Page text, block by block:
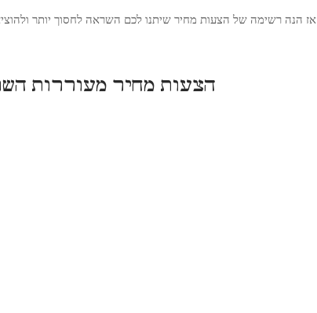
אז הנה רשימה של הצעות מחיר שיתנו לכם השראה לחסוך יותר
הצעות מחיר מעוררות